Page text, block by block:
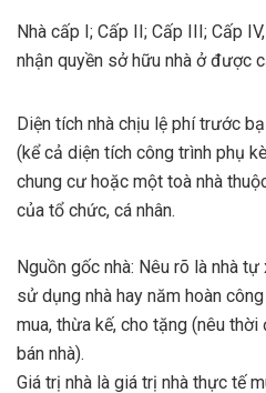
Nhà cấp I; Cấp II; Cấp III; Cấp
nhận quyền sở hữu nhà ở được
Diện tích nhà chịu lệ phí trước
(kể cả diện tích công trình phụ
chung cư hoặc một toà nhà
của tổ chức, cá nhân.
Nguồn gốc nhà: Nêu rõ là nhà
sử dụng nhà hay năm hoàn
mua, thừa kế, cho tặng (nêu
bán nhà).
Giá trị nhà là giá trị nhà thực tế